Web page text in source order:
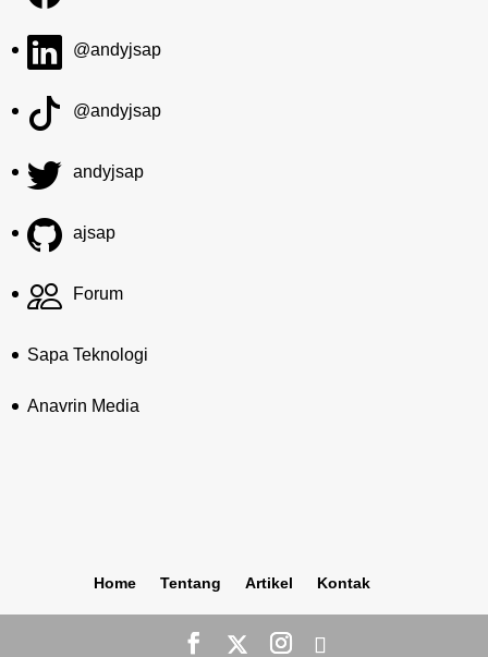
@andyjsap
@andyjsap
andyjsap
ajsap
Forum
Sapa Teknologi
Anavrin Media
Home Tentang Artikel Kontak